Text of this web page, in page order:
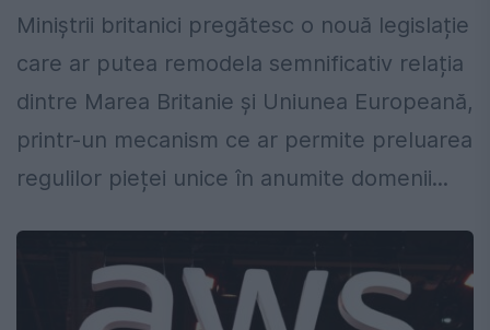
Miniștrii britanici pregătesc o nouă legislație
care ar putea remodela semnificativ relația
dintre Marea Britanie și Uniunea Europeană,
printr-un mecanism ce ar permite preluarea
regulilor pieței unice în anumite domenii...